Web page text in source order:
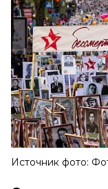
Источник фото: